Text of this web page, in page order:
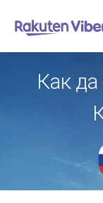
Как